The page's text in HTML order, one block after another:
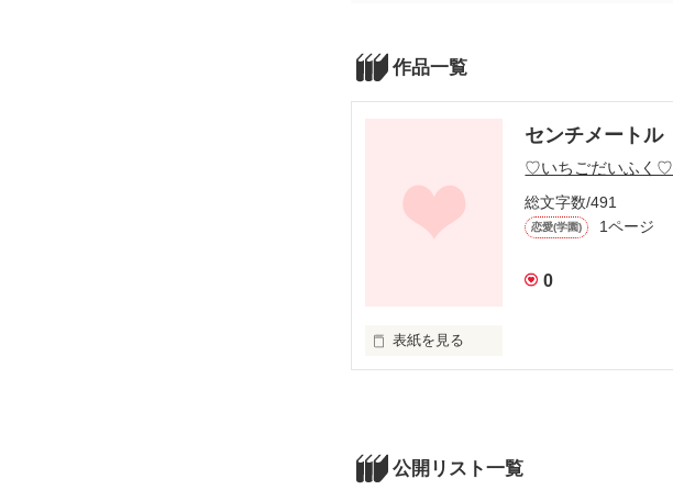
作品一覧
センチメートル
♡いちごだいふく♡
総文字数/491
恋愛(学園) 1ページ
0
表紙を見る
公開リスト一覧